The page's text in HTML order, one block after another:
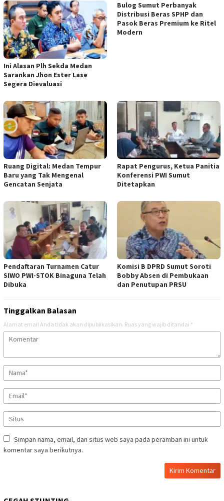
Ini Alasan Plh Sekda Medan
Sarankan Jhon Ester Lase
Segera Dievaluasi
Bulog Sumut Perbanyak
Distribusi Beras SPHP dan
Pasok Beras Premium ke Ritel
Modern
Ruang Digital: Medan Tempur
Baru yang Tak Mengenal
Gencatan Senjata
Rapat Pengurus, Ketua Panitia
Konferensi PWI Sumut
Ditetapkan
Pendaftaran Turnamen Catur
SIWO PWI-STOK Binaguna Telah
Dibuka
Komisi B DPRD Sumut Soroti
Bobby Absen di Pembukaan
dan Penutupan PRSU
Tinggalkan Balasan
Alamat email Anda tidak akan dipublikasikan. Ruas yang wajib ditandai *
Simpan nama, email, dan situs web saya pada peramban ini untuk
komentar saya berikutnya.